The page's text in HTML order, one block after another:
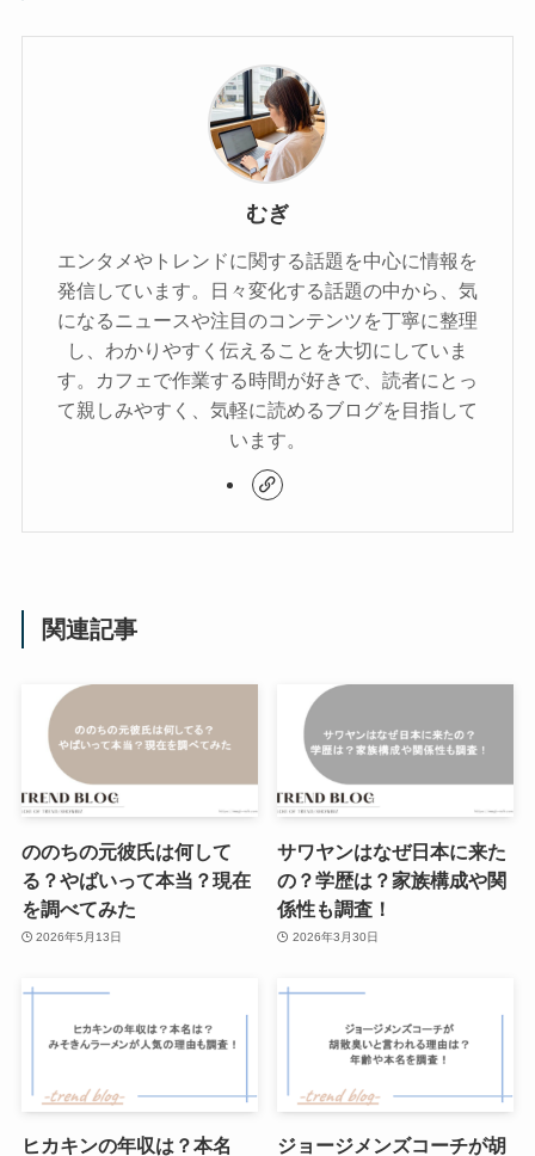
むぎ
エンタメやトレンドに関する話題を中心に情報を
発信しています。日々変化する話題の中から、気
になるニュースや注目のコンテンツを丁寧に整理
し、わかりやすく伝えることを大切にしていま
す。カフェで作業する時間が好きで、読者にとっ
て親しみやすく、気軽に読めるブログを目指して
います。
関連記事
ののちの元彼氏は何して
る？やばいって本当？現在
を調べてみた
2026年5月13日
サワヤンはなぜ日本に来た
の？学歴は？家族構成や関
係性も調査！
2026年3月30日
ヒカキンの年収は？本名 ジョージメンズコーチが胡